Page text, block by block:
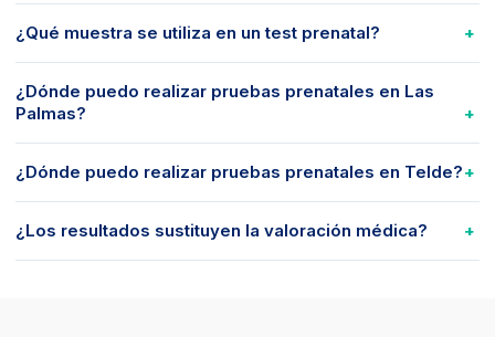
¿Qué muestra se utiliza en un test prenatal?
¿Dónde puedo realizar pruebas prenatales en Las
Palmas?
¿Dónde puedo realizar pruebas prenatales en Telde?
¿Los resultados sustituyen la valoración médica?